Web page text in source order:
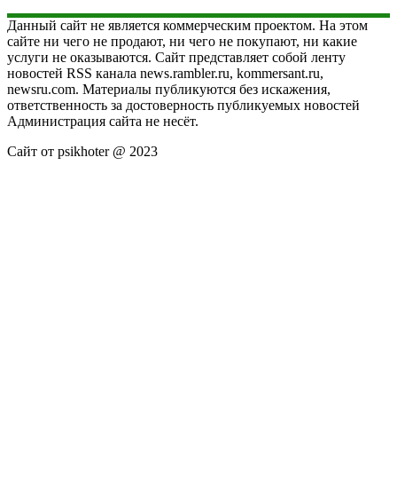
Данный сайт не является коммерческим проектом. На этом
сайте ни чего не продают, ни чего не покупают, ни какие
услуги не оказываются. Сайт представляет собой ленту
новостей RSS канала news.rambler.ru, kommersant.ru,
newsru.com. Материалы публикуются без искажения,
ответственность за достоверность публикуемых новостей
Администрация сайта не несёт.
Сайт от psikhoter @ 2023